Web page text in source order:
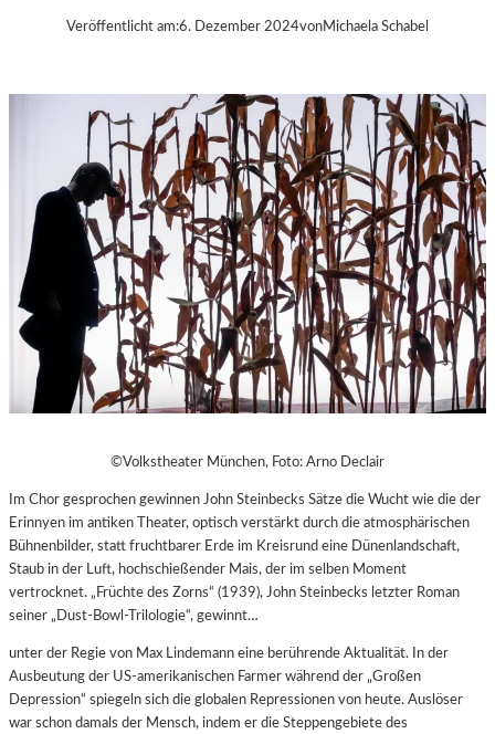
Veröffentlicht am:6. Dezember 2024vonMichaela Schabel
©Volkstheater München, Foto: Arno Declair
Im Chor gesprochen gewinnen John Steinbecks Sätze die Wucht wie die der
Erinnyen im antiken Theater, optisch verstärkt durch die atmosphärischen
Bühnenbilder, statt fruchtbarer Erde im Kreisrund eine Dünenlandschaft,
Staub in der Luft, hochschießender Mais, der im selben Moment
vertrocknet. „Früchte des Zorns“ (1939), John Steinbecks letzter Roman
seiner „Dust-Bowl-Trilologie“, gewinnt…
unter der Regie von Max Lindemann eine berührende Aktualität. In der
Ausbeutung der US-amerikanischen Farmer während der „Großen
Depression“ spiegeln sich die globalen Repressionen von heute. Auslöser
war schon damals der Mensch, indem er die Steppengebiete des